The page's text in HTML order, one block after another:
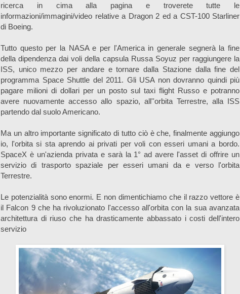
ricerca in cima alla pagina e troverete tutte le
informazioni/immagini/video relative a Dragon 2 ed a CST-100 Starliner
di Boeing.
Tutto questo per la NASA e per l'America in generale segnerà la fine
della dipendenza dai voli della capsula Russa Soyuz per raggiungere la
ISS, unico mezzo per andare e tornare dalla Stazione dalla fine del
programma Space Shuttle del 2011. Gli USA non dovranno quindi più
pagare milioni di dollari per un posto sul taxi flight Russo e potranno
avere nuovamente accesso allo spazio, all''orbita Terrestre, alla ISS
partendo dal suolo Americano.
Ma un altro importante significato di tutto ciò è che, finalmente aggiungo
io, l'orbita si sta aprendo ai privati per voli con esseri umani a bordo.
SpaceX è un'azienda privata e sarà la 1° ad avere l'asset di offrire un
servizio di trasporto spaziale per esseri umani da e verso l'orbita
Terrestre.
Le potenzialità sono enormi. E non dimentichiamo che il razzo vettore è
il Falcon 9 che ha rivoluzionato l'accesso all'orbita con la sua avanzata
architettura di riuso che ha drasticamente abbassato i costi dell'intero
servizio